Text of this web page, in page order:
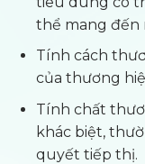
thể mang đến
Tính cách
của thương
Tính chất
khác biệt,
quyết tiếp thị.